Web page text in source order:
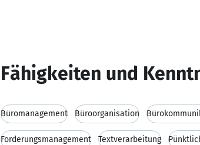
Fähigkeiten und
Büromanagement Büroorganisation
Forderungsmanagement Textverarbeitung